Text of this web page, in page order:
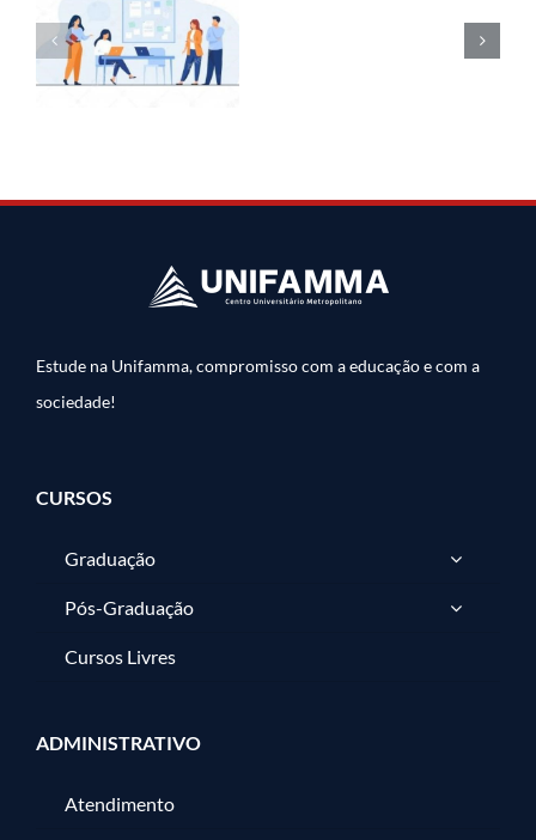
Estude na Unifamma, compromisso com a educação e com a
sociedade!
CURSOS
Graduação
Pós-Graduação
Cursos Livres
ADMINISTRATIVO
Atendimento